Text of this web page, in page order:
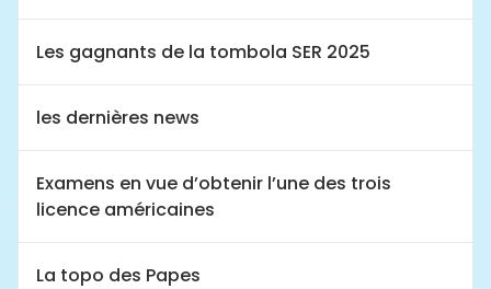
Les gagnants de la tombola SER 2025
les dernières news
Examens en vue d’obtenir l’une des trois
licence américaines
La topo des Papes